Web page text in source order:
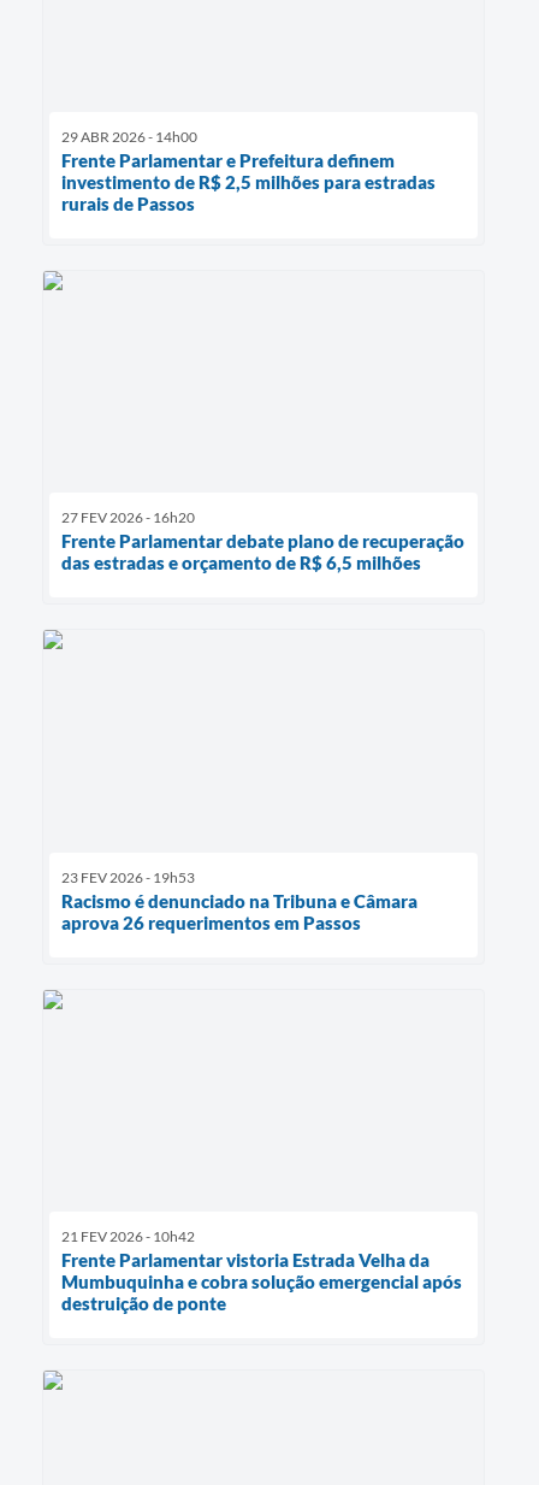
29 ABR 2026 - 14h00
Frente Parlamentar e Prefeitura definem
investimento de R$ 2,5 milhões para estradas
rurais de Passos
27 FEV 2026 - 16h20
Frente Parlamentar debate plano de recuperação
das estradas e orçamento de R$ 6,5 milhões
23 FEV 2026 - 19h53
Racismo é denunciado na Tribuna e Câmara
aprova 26 requerimentos em Passos
21 FEV 2026 - 10h42
Frente Parlamentar vistoria Estrada Velha da
Mumbuquinha e cobra solução emergencial após
destruição de ponte